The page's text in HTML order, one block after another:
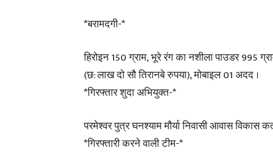
*बरामदगी-*
हिरोइन 150 ग्राम, भूरे रंग का नशीला पाउडर 995
(छ: लाख दो सौ तिरानबे रुपया), मोबाइल 01 अदद ।
*गिरफ्तार शुदा अभियुक्त-*
परमेश्वर पुत्र घनश्याम मौर्या निवासी आवास विकास
*गिरफ्तारी करने वाली टीम-*